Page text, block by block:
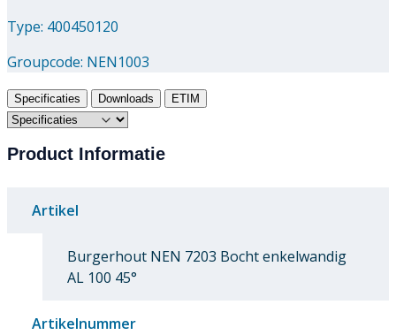
Type: 400450120
Groupcode: NEN1003
Specificaties Downloads ETIM
Product Informatie
Artikel
Burgerhout NEN 7203 Bocht enkelwandig
AL 100 45°
Artikelnummer